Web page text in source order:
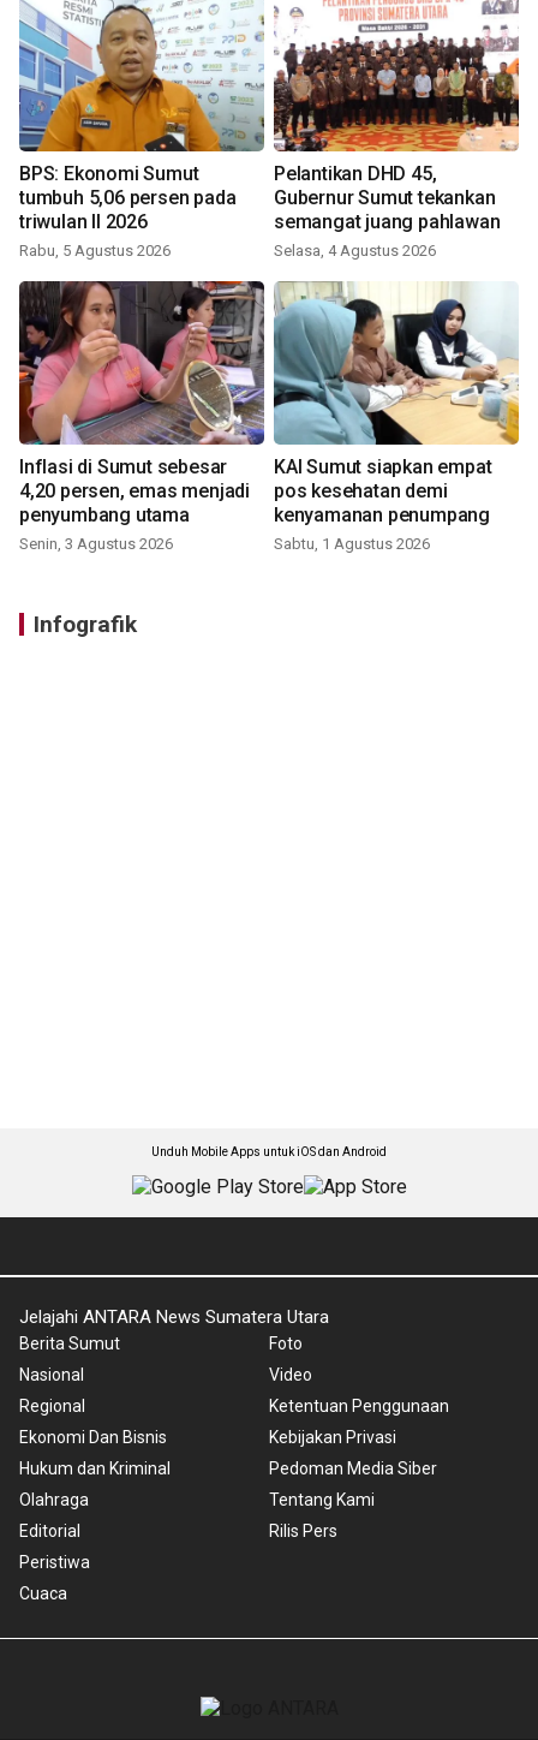
BPS: Ekonomi Sumut
tumbuh 5,06 persen pada
triwulan II 2026
Rabu, 5 Agustus 2026
Pelantikan DHD 45,
Gubernur Sumut tekankan
semangat juang pahlawan
Selasa, 4 Agustus 2026
Inflasi di Sumut sebesar
4,20 persen, emas menjadi
penyumbang utama
Senin, 3 Agustus 2026
KAI Sumut siapkan empat
pos kesehatan demi
kenyamanan penumpang
Sabtu, 1 Agustus 2026
Infografik
Unduh Mobile Apps untuk iOS dan Android
Jelajahi ANTARA News Sumatera Utara
Berita Sumut
Nasional
Regional
Ekonomi Dan Bisnis
Hukum dan Kriminal
Olahraga
Editorial
Peristiwa
Cuaca
Foto
Video
Ketentuan Penggunaan
Kebijakan Privasi
Pedoman Media Siber
Tentang Kami
Rilis Pers